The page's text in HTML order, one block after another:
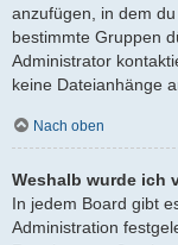
anzufügen, in dem
bestimmte Gruppen
Administrator
keine Dateianhänge
Nach oben
Weshalb wurde ich
In jedem Board gibt
Administration